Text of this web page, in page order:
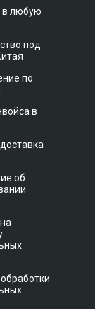
в любую
под
по
в
об